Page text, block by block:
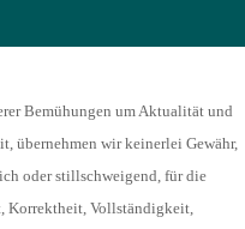
Bemühungen um Aktualität und
übernehmen wir keinerlei Gewähr,
oder stillschweigend, für die
Korrektheit, Vollständigkeit,